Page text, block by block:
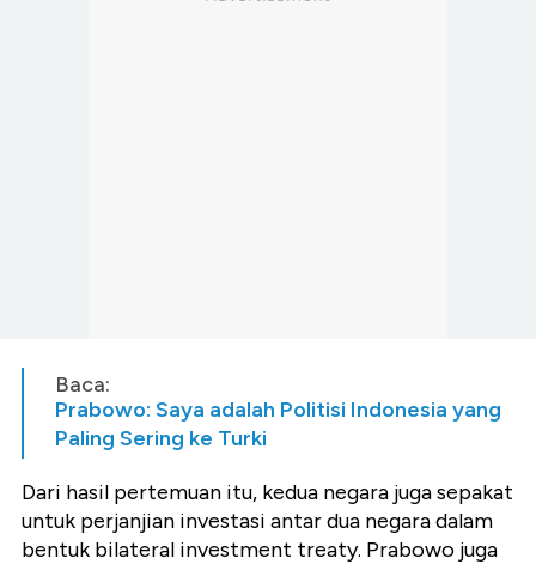
Baca:
Prabowo: Saya adalah Politisi Indonesia yang
Paling Sering ke Turki
Dari hasil pertemuan itu, kedua negara juga sepakat
untuk perjanjian investasi antar dua negara dalam
bentuk bilateral investment treaty. Prabowo juga